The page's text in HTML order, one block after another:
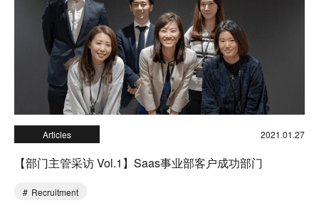
Articles 2021.01.27
【部门主管采访 Vol.1】Saas事业部客户成功部门
Recruitment